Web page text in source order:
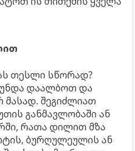
თესლი სწორად?
დაალბოთ და
მასად. შეგიძლიათ
განმავლობაში ან
რათა დილით მზა
ბურღულეულის ან